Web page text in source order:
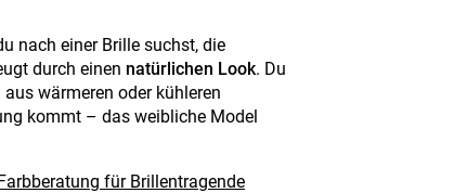
nach einer Brille suchst, die
durch einen natürlichen Look. Du
wärmeren oder kühleren
kommt – das weibliche Model
für Brillentragende